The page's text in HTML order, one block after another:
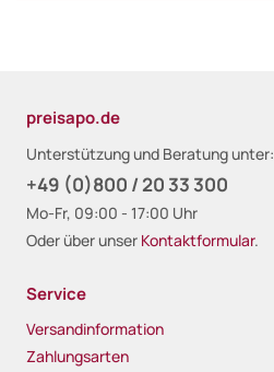
preisapo.de
Unterstützung und Beratung unter:
+49 (0)800 / 20 33 300
Mo-Fr, 09:00 - 17:00 Uhr
Oder über unser Kontaktformular.
Service
Versandinformation
Zahlungsarten